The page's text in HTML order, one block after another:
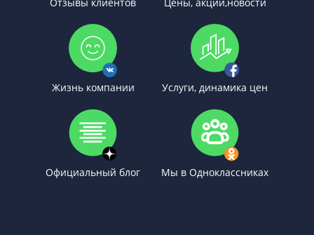
Жизнь компании Услуги, динамика цен
Официальный блог Мы в Одноклассниках